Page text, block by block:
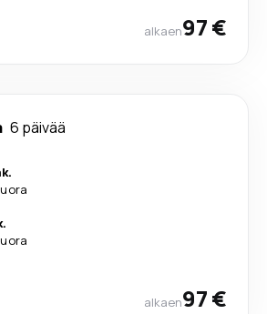
alkaen97 €
6 päivää
alkaen97 €